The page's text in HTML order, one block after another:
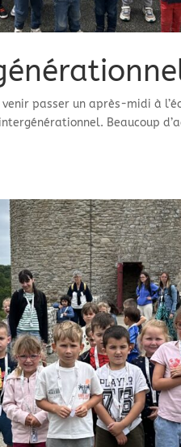
passer un après-midi à
Beaucoup